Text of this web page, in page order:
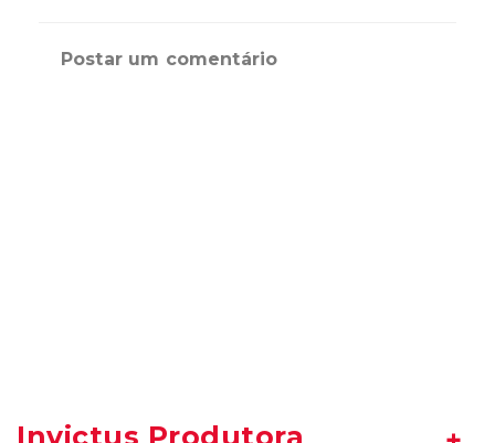
Postar um comentário
Invictus Produtora